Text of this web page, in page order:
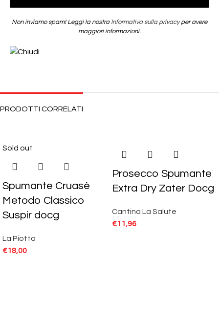
Non inviamo spam! Leggi la nostra Informativa sulla privacyper avere
maggiori informazioni.
PRODOTTI CORRELATI
Sold out
Spumante Cruasè
Metodo Classico
Suspir docg
La Piotta
€18,00
Prosecco Spumante
Extra Dry Zater Docg
Cantina La Salute
€11,96